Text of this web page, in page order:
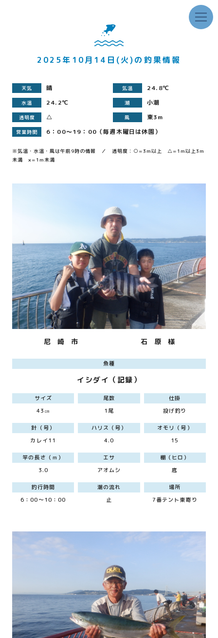
2025年10月14日(火)の釣果情報
天気 晴 気温 24.8℃
水温 24.2℃ 潮 小潮
透明度 △ 風 東3m
営業時間 6：00～19：00（毎週木曜日は休園）
※気温・水温・風は午前9時の情報 ／ 透明度：○=3m以上 △=1m以上3m
未満 ×=1m未満
尼 崎 市 石 原 様
魚種
イシダイ（記録）
サイズ
43㎝
尾数
1尾
仕掛
投げ釣り
針（号）
カレイ11
ハリス（号）
4.0
オモリ（号）
15
竿の長さ（ｍ）
3.0
エサ
アオムシ
棚（ヒロ）
底
釣行時間
6：00～10：00
潮の流れ
止
場所
7番テント東寄り